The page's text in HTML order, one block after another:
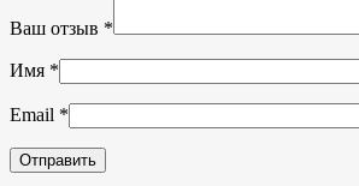
Ваш отзыв *
Имя *
Email *